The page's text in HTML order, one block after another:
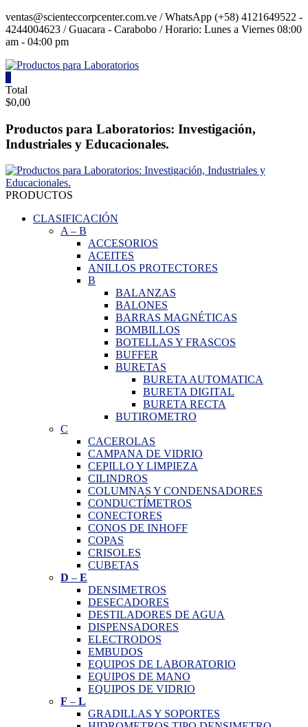
Saltar
contenido
ventas@scienteccorpcenter.com.ve / WhatsApp (+58) 4121649522 -
4244004623 / Guacara - Carabobo / Horario: Lunes a Viernes 08:00
am - 04:00 pm
Productos
para
Laboratorios
Investigación,
y
Educacionales.
Total
$0,00
Productos para Laboratorios: Investigación,
Industriales y Educacionales.
PRODUCTOS
CLASIFICACIÓN
A– B
ACCESORIOS
ACEITES
ANILLOS PROTECTORES
B
BALANZAS
BALONES
BARRAS MAGNÉTICAS
BOMBILLOS
BOTELLAS Y FRASCOS
BUFFER
BURETAS
BURETA AUTOMATICA
BURETA DIGITAL
BURETA RECTA
BUTIROMETRO
C
CACEROLAS
CAMPANA DE VIDRIO
CEPILLO Y LIMPIEZA
CILINDROS
COLUMNAS Y CONDENSADORES
CONDUCTÍMETROS
CONECTORES
CONOS DE INHOFF
COPAS
CRISOLES
CUBETAS
D – E
DENSIMETROS
DESECADORES
DESTILADORES DE AGUA
DISPENSADORES
ELECTRODOS
EMBUDOS
EQUIPOS DE LABORATORIO
EQUIPOS DE MANO
EQUIPOS DE VIDRIO
F – L
GRADILLAS Y SOPORTES